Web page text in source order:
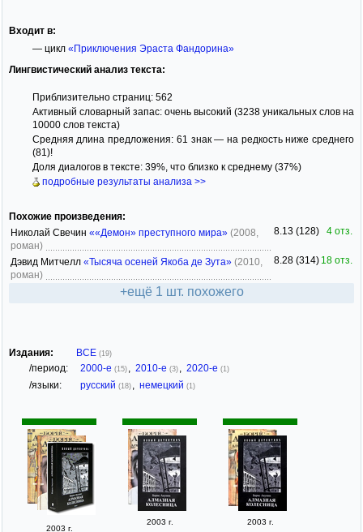
Входит в:
— цикл «Приключения Эраста Фандорина»
Лингвистический анализ текста:
Приблизительно страниц: 562
Активный словарный запас: очень высокий (3238 уникальных слов на
10000 слов текста)
Средняя длина предложения: 61 знак — на редкость ниже среднего
(81)!
Доля диалогов в тексте: 39%, что близко к среднему (37%)
подробные результаты анализа >>
Похожие произведения:
Николай Свечин ««Демон» преступного мира» (2008,
роман)
8.13 (128) 4 отз.
Дэвид Митчелл «Тысяча осеней Якоба де Зута» (2010,
роман)
8.28 (314) 18 отз.
+ещё 1 шт. похожего
Издания: ВСЕ (19)
/период: 2000-е (15) , 2010-е (3) , 2020-е (1)
/языки: русский (18) , немецкий (1)
2003 г.
2003 г. 2003 г.